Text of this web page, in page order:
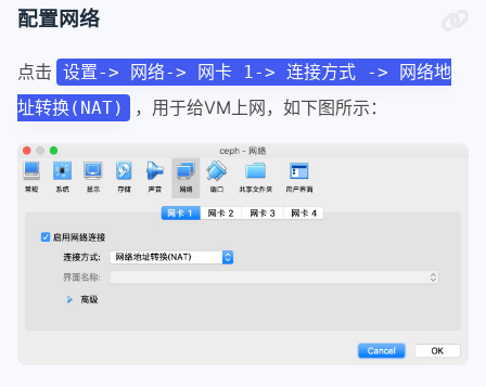
配置网络
点击 设置-> 网络-> 网卡 1-> 连接方式 -> 网络地
址转换(NAT)
，用于给VM上网，如下图所示：